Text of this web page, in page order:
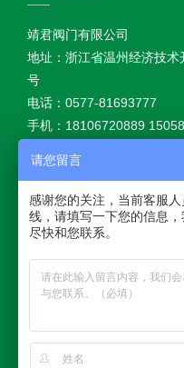
靖君阀门有限公司
地址：浙江省温州经济技
号
电话：0577-81693777
手机：18106720889
公司官网：www.jjfaye.com
E-mail：
请您留言
感谢您的关注，当前客服
线，请填写一下您的信息，
尽快和您联系。